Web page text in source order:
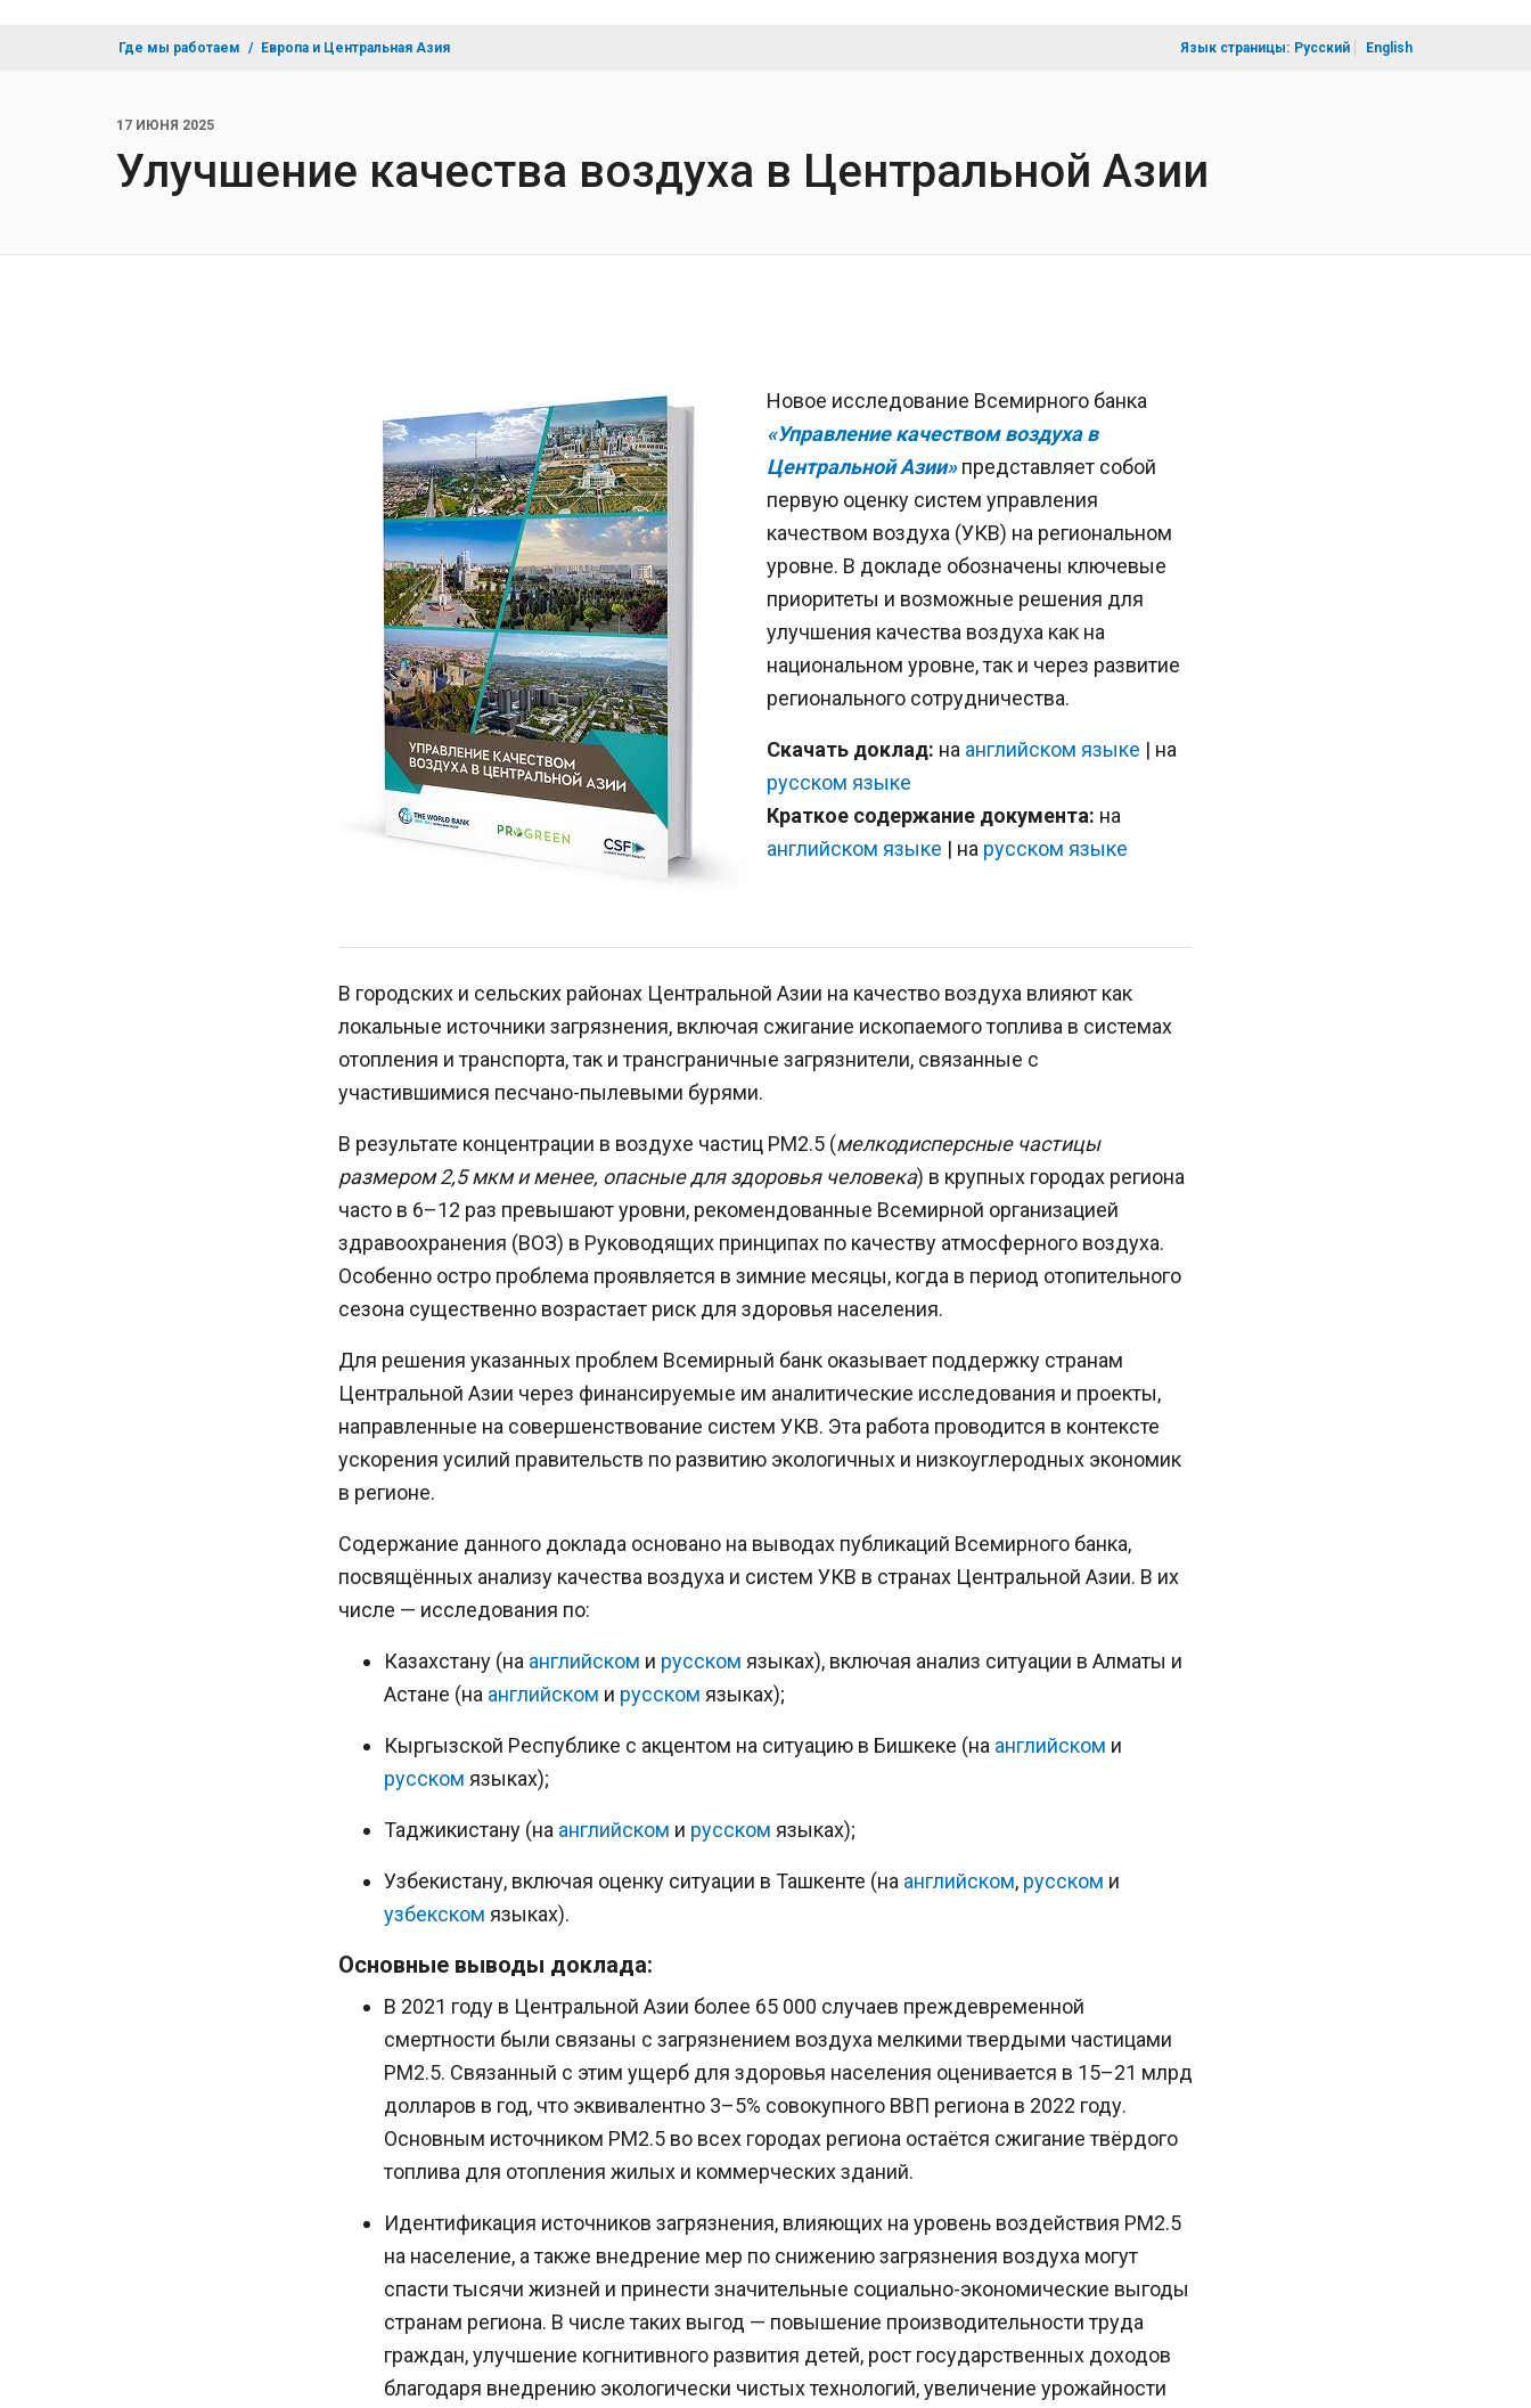
Где мы работаем Европа и Центральная Азия Язык страницы: Русский English
17 ИЮНЯ 2025
Улучшение качества воздуха в Центральной Азии
Новое исследование Всемирного банка
«Управление качеством воздуха в
Центральной Азии»представляет собой
первую оценку систем управления
качеством воздуха (УКВ) на региональном
уровне. В докладе обозначены ключевые
приоритеты и возможные решения для
улучшения качества воздуха как на
национальном уровне, так и через развитие
регионального сотрудничества.
Скачать доклад: на английском языке | на
русском языке
Краткое содержание документа: на
английском языке | на русском языке
В городских и сельских районах Центральной Азии на качество воздуха влияют как
локальные источники загрязнения, включая сжигание ископаемого топлива в системах
отопления и транспорта, так и трансграничные загрязнители, связанные с
участившимися песчано-пылевыми бурями.
В результате концентрации в воздухе частиц PM2.5 (мелкодисперсные частицы
размером 2,5 мкм и менее, опасные для здоровья человека) в крупных городах региона
часто в 6–12 раз превышают уровни, рекомендованные Всемирной организацией
здравоохранения (ВОЗ) в Руководящих принципах по качеству атмосферного воздуха.
Особенно остро проблема проявляется в зимние месяцы, когда в период отопительного
сезона существенно возрастает риск для здоровья населения.
Для решения указанных проблем Всемирный банк оказывает поддержку странам
Центральной Азии через финансируемые им аналитические исследования и проекты,
направленные на совершенствование систем УКВ. Эта работа проводится в контексте
ускорения усилий правительств по развитию экологичных и низкоуглеродных экономик
в регионе.
Содержание данного доклада основано на выводах публикаций Всемирного банка,
посвящённых анализу качества воздуха и систем УКВ в странах Центральной Азии. В их
числе — исследования по:
Казахстану (на английском и русском языках), включая анализ ситуации в Алматы и
Астане (на английском и русском языках);
Кыргызской Республике с акцентом на ситуацию в Бишкеке (на английском и
русском языках);
Таджикистану (на английском и русском языках);
Узбекистану, включая оценку ситуации в Ташкенте (на английском, русском и
узбекском языках).
Основные выводы доклада:
В 2021 году в Центральной Азии более 65 000 случаев преждевременной
смертности были связаны с загрязнением воздуха мелкими твердыми частицами
PM2.5. Связанный с этим ущерб для здоровья населения оценивается в 15–21 млрд
долларов в год, что эквивалентно 3–5% совокупного ВВП региона в 2022 году.
Основным источником PM2.5 во всех городах региона остаётся сжигание твёрдого
топлива для отопления жилых и коммерческих зданий.
Идентификация источников загрязнения, влияющих на уровень воздействия PM2.5
на население, а также внедрение мер по снижению загрязнения воздуха могут
спасти тысячи жизней и принести значительные социально-экономические выгоды
странам региона. В числе таких выгод — повышение производительности труда
граждан, улучшение когнитивного развития детей, рост государственных доходов
благодаря внедрению экологически чистых технологий, увеличение урожайности